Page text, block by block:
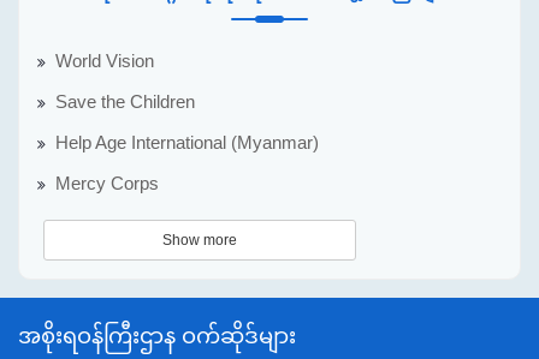
World Vision
Save the Children
Help Age International (Myanmar)
Mercy Corps
Show more
အစိုးရဝန်ကြီးဌာန ဝက်ဆိုဒ်များ